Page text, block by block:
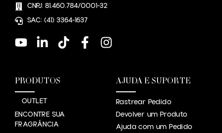
CNPJ: 81.460.784/0001-32
SAC: (41) 3364-1637
PRODUTOS
OUTLET
ENCONTRE SUA
FRAGRÂNCIA
AJUDA E SUPORTE
Rastrear Pedido
Devolver um Produto
Ajuda com um Pedido